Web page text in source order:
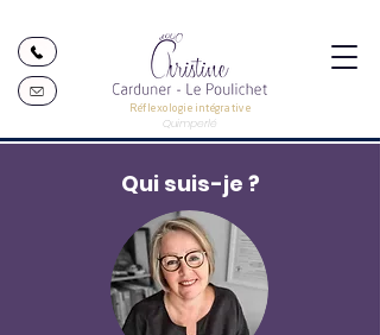
Réflexologie intégrative
Quimperlé
Qui suis-je ?